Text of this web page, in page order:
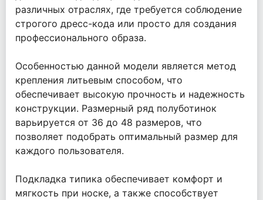
различных отраслях, где требуется соблюдение
строгого дресс-кода или просто для создания
профессионального образа.
Особенностью данной модели является метод
крепления литьевым способом, что
обеспечивает высокую прочность и надежность
конструкции. Размерный ряд полуботинок
варьируется от 36 до 48 размеров, что
позволяет подобрать оптимальный размер для
каждого пользователя.
Подкладка типика обеспечивает комфорт и
мягкость при носке, а также способствует